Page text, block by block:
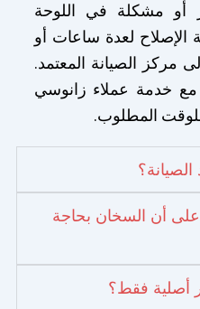
أو مشكلة في اللوحة
الإصلاح لعدة ساعات أو
مركز الصيانة المعتمد.
مع خدمة عملاء زانوسي
المطلوب.
على أن السخان بحاجة
أصلية فقط؟